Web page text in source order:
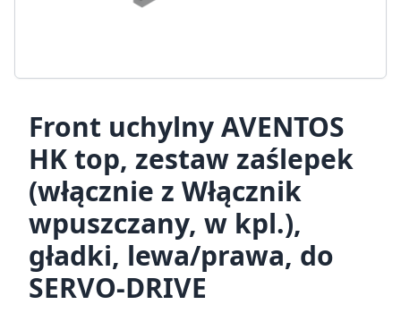
Front uchylny AVENTOS
HK top, zestaw zaślepek
(włącznie z Włącznik
wpuszczany, w kpl.),
gładki, lewa/prawa, do
SERVO-DRIVE